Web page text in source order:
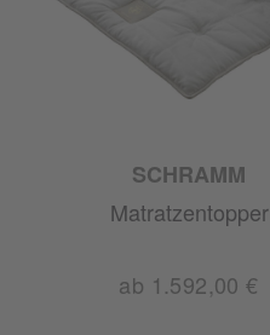
SCHRAMM
Matratzentopper
ab 1.592,00 €